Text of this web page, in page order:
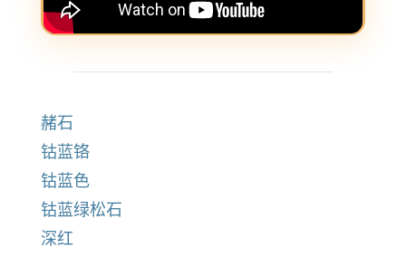
赭石
钴蓝铬
钴蓝色
钴蓝绿松石
深红